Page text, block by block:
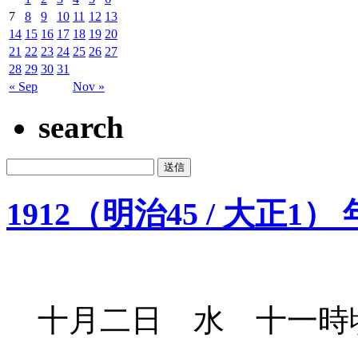
« Sep Nov »
7
8 9 10 11 12 13
14 15 16 17 18 19 20
21 22 23 24 25 26 27
28 29 30 31
search
1912（明治45 / 大正1）
十月二日 水 十一時